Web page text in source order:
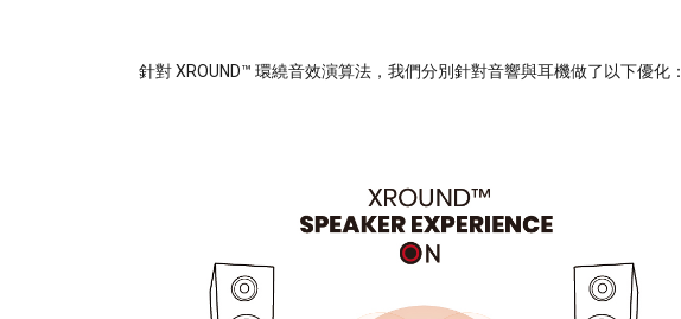
針對 XROUND™ 環繞音效演算法，我們分別針對音響與耳機做了以下優化：